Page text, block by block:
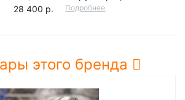
28 400 р.
Подробнее
этого бренда